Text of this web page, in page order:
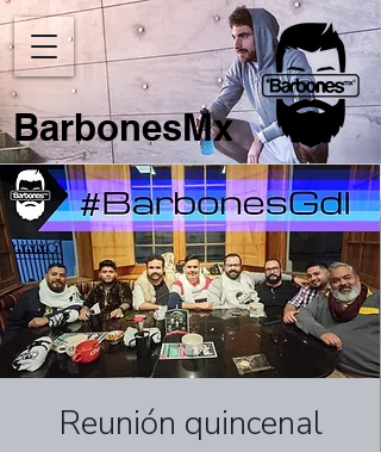
BarbonesMx
Reunión quincenal